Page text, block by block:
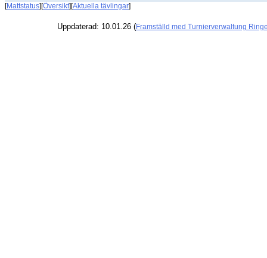
[Mattstatus][Översikt][Aktuella tävlingar]
Uppdaterad: 10.01.26 (Framställd med Turnierverwaltung